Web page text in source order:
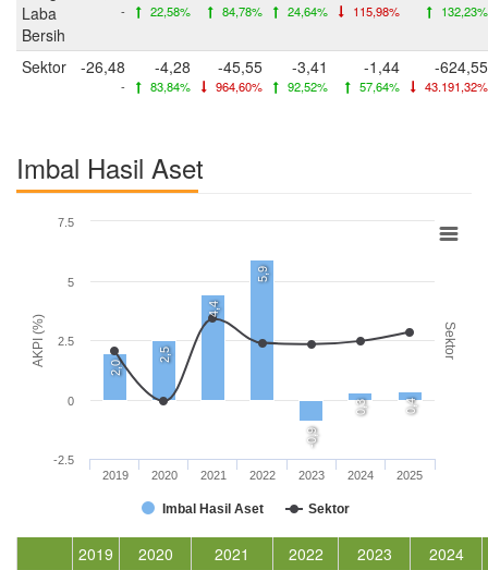
Laba
Bersih
- 22,58% 84,78% 24,64% 115,98% 132,23%
Sektor -26,48
-
-4,28
83,84%
-45,55
964,60%
-3,41
92,52%
-1,44
57,64%
-624,55
43.191,32%
Imbal Hasil Aset
AKPI (%) Sektor
2,0
2,5
4,4
5,9
-0,9
0,3 0,4
Imbal Hasil Aset Sektor
2019 2020 2021 2022 2023 2024 2025
-2.5
0
2.5
5
7.5
2019 2020 2021 2022 2023
2024